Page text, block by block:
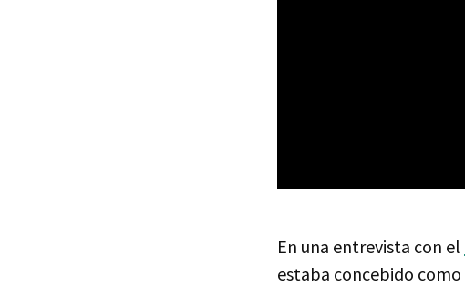
En una entrevista con el
estaba concebido como